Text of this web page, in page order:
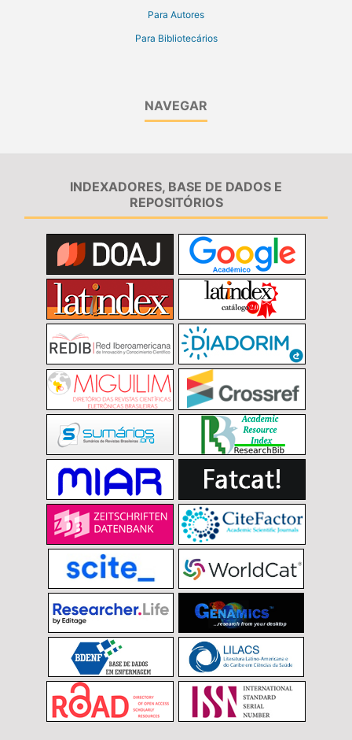
Para Autores
Para Bibliotecários
NAVEGAR
INDEXADORES, BASE DE DADOS E
REPOSITÓRIOS